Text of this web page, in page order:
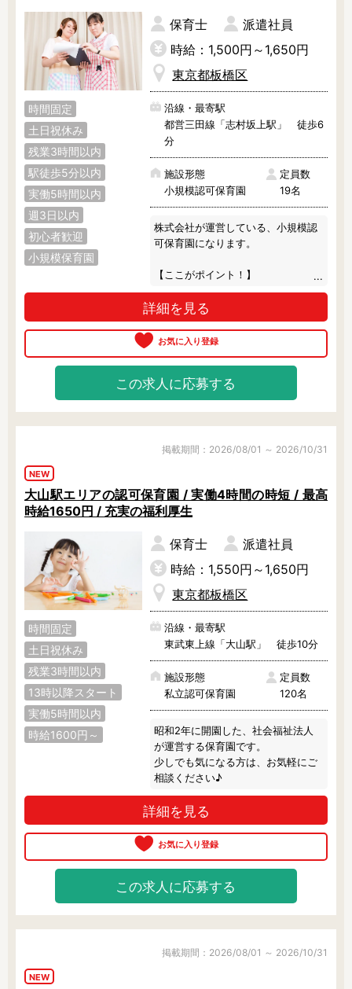
時間固定
土日祝休み
残業3時間以内
駅徒歩5分以内
実働5時間以内
週3日以内
初心者歓迎
小規模保育園
保育士
派遣社員
時給：1,500円～1,650円
東京都板橋区
沿線・最寄駅
都営三田線「志村坂上駅」 徒歩6
分
施設形態
小規模認可保育園
定員数
19名
株式会社が運営している、小規模認
可保育園になります。
【ここがポイント！】
◎小規模保育だから子ども1人1人に
目が届き、家庭的な雰囲気が魅力♪
担任・クラスの枠を超えて園全体
で、
え、促し、
小さな成長を喜び合って、日々保育
をしています。
お気軽にお問い合わせください！
詳細を見る
この求人に応募する
掲載期間：2026/08/01 ～ 2026/10/31
NEW
大山駅エリアの認可保育園 / 実働4時間の時短 / 最高
時給1650円 / 充実の福利厚生​
時間固定
土日祝休み
残業3時間以内
13時以降スタート
実働5時間以内
時給1600円～
保育士
派遣社員
時給：1,550円～1,650円
東京都板橋区
沿線・最寄駅
東武東上線「大山駅」 徒歩10分
施設形態
私立認可保育園
定員数
120名
昭和2年に開園した、社会福祉法人
が運営する保育園です。
少しでも気になる方は、お気軽にご
相談ください♪
詳細を見る
この求人に応募する
掲載期間：2026/08/01 ～ 2026/10/31
NEW